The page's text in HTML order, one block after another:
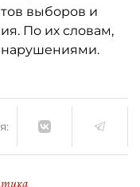
выборов и
По их словам,